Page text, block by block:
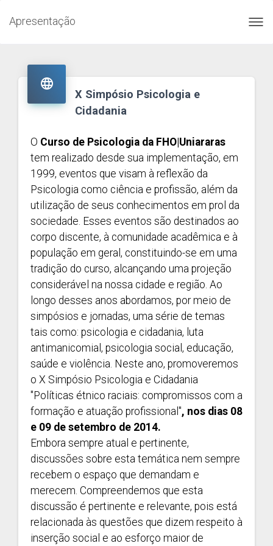
Apresentação

X Simpósio Psicologia e
Cidadania
O Curso de Psicologia da FHO|Uniararas
tem realizado desde sua implementação, em
1999, eventos que visam à reflexão da
Psicologia como ciência e profissão, além da
utilização de seus conhecimentos em prol da
sociedade. Esses eventos são destinados ao
corpo discente, à comunidade acadêmica e à
população em geral, constituindo-se em uma
tradição do curso, alcançando uma projeção
considerável na nossa cidade e região. Ao
longo desses anos abordamos, por meio de
simpósios e jornadas, uma série de temas
tais como: psicologia e cidadania, luta
antimanicomial, psicologia social, educação,
saúde e violência. Neste ano, promoveremos
o X Simpósio Psicologia e Cidadania
"Políticas étnico raciais: compromissos com a
formação e atuação profissional", nos dias 08
e 09 de setembro de 2014.
Embora sempre atual e pertinente,
discussões sobre esta temática nem sempre
recebem o espaço que demandam e
merecem. Compreendemos que esta
discussão é pertinente e relevante, pois está
relacionada às questões que dizem respeito à
inserção social e ao esforço maior de